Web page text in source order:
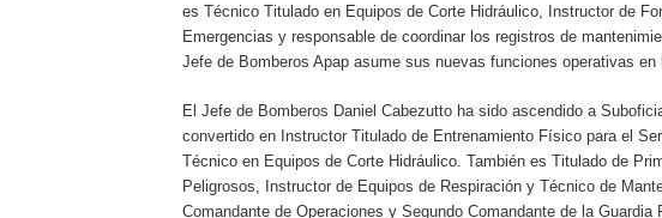
es Técnico Titulado en Equipos de Corte Hidráulico, Instructor de
Emergencias y responsable de coordinar los registros de
Jefe de Bomberos Apap asume sus nuevas funciones operativas en
El Jefe de Bomberos Daniel Cabezutto ha sido ascendido a
convertido en Instructor Titulado de Entrenamiento Físico para el
Técnico en Equipos de Corte Hidráulico. También es Titulado de
Peligrosos, Instructor de Equipos de Respiración y Técnico de
Comandante de Operaciones y Segundo Comandante de la Guardia